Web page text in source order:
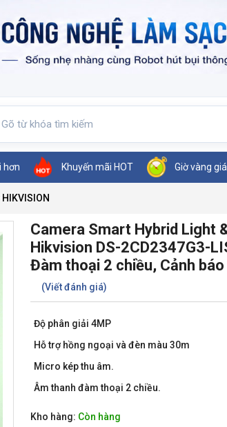
hơn Khuyến mãi HOT Giờ vàng
Camera Smart Hybrid Light
Hikvision DS-2CD2347G3-
Đàm thoại 2 chiều, Cảnh
(Viết đánh giá)
Độ phân giải 4MP
Hỗ trợ hồng ngoại và đèn màu 30m
Micro kép thu âm.
Âm thanh đàm thoại 2 chiều.
Kho hàng: Còn hàng